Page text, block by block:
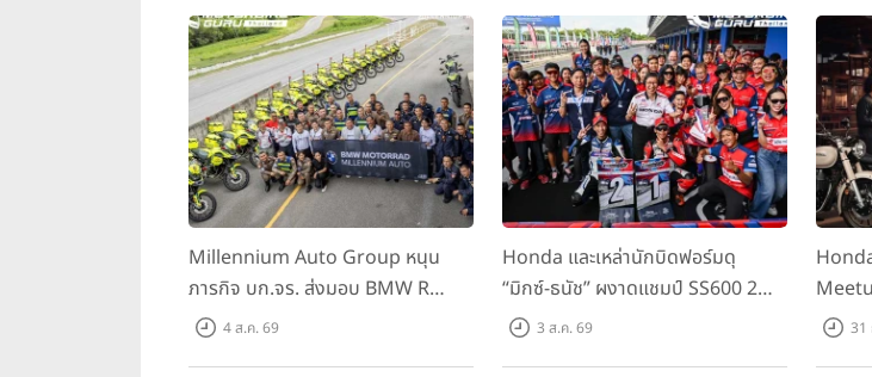
Millennium Auto Group หนุน
ภารกิจ บก.จร. ส่งมอบ BMW R
1300 GS และ F 900 GS Adventure
4 ส.ค. 69
Honda และเหล่านักบิดฟอร์มดุ
“มิกซ์-ธนัช” ผงาดแชมป์ SS600 2
สนามติด “ข้าวกล้อง” คว้าที่ 2 ศึก
3 ส.ค. 69
พูดคุย
31